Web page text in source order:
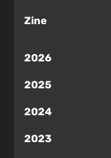
Zine
2026
2025
2024
2023